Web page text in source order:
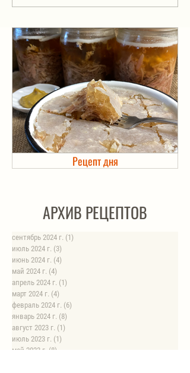
Рецепт дня
Холодец в банке. Автоклав
АРХИВ РЕЦЕПТОВ
сентябрь 2024 г. (1)
июль 2024 г. (3)
июнь 2024 г. (4)
май 2024 г. (4)
апрель 2024 г. (1)
март 2024 г. (4)
февраль 2024 г. (6)
январь 2024 г. (8)
август 2023 г. (1)
июль 2023 г. (1)
май 2023 г. (8)